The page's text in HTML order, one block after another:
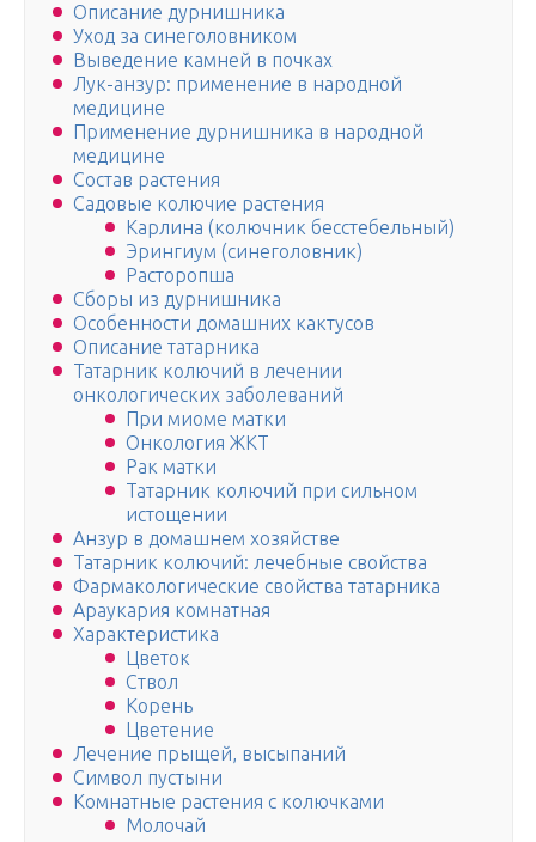
Описание дурнишника
Уход за синеголовником
Выведение камней в почках
Лук-анзур: применение в народной
медицине
Применение дурнишника в народной
медицине
Состав растения
Садовые колючие растения
Карлина (колючник бесстебельный)
Эрингиум (синеголовник)
Расторопша
Сборы из дурнишника
Особенности домашних кактусов
Описание татарника
Татарник колючий в лечении
онкологических заболеваний
При миоме матки
Онкология ЖКТ
Рак матки
Татарник колючий при сильном
истощении
Анзур в домашнем хозяйстве
Татарник колючий: лечебные свойства
Фармакологические свойства татарника
Араукария комнатная
Характеристика
Цветок
Ствол
Корень
Цветение
Лечение прыщей, высыпаний
Символ пустыни
Комнатные растения с колючками
Молочай